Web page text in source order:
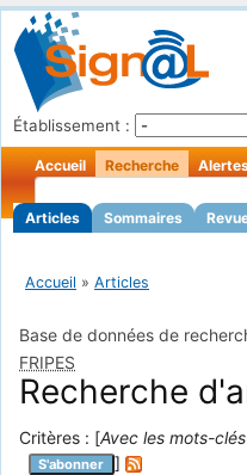
Établissement :
Accueil Recherche
Articles Sommaires
Accueil » Articles
Base de données de
FRIPES
Recherche
Critères : [Avec les mots-clés
S'abonner
]